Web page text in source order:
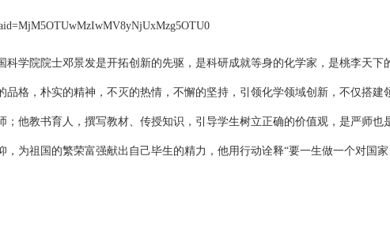
科学院院士邓景发是开拓创新的先驱，是科研成就等身的化学家，是桃李天下
品格，朴实的精神，不灭的热情，不懈的坚持，引领化学领域创新，不仅搭建
；他教书育人，撰写教材、传授知识，引导学生树立正确的价值观，是严师也
，为祖国的繁荣富强献出自己毕生的精力，他用行动诠释“要一生做一个对国